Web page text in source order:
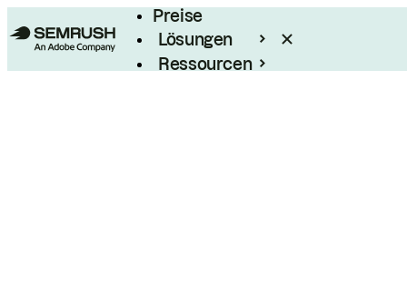
Preise
Lösungen
Ressourcen